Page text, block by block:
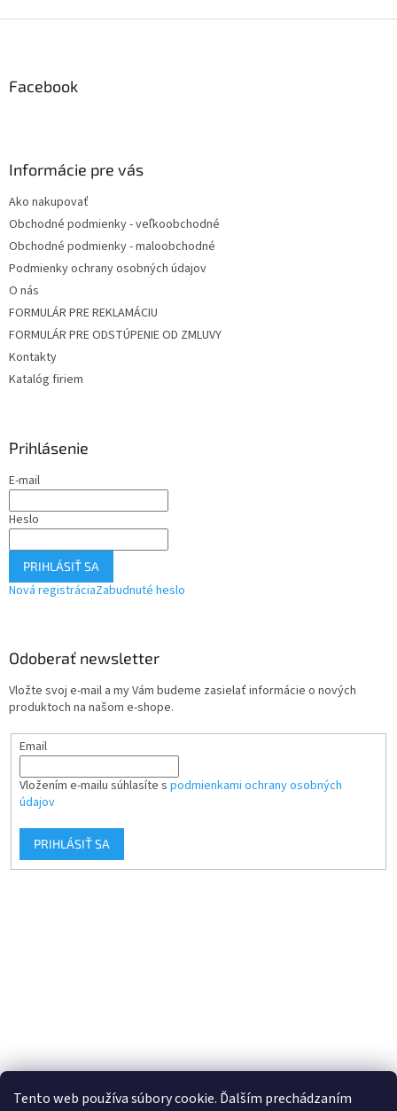
Tento web používa súbory cookie. Ďalším prechádzaním
Facebook
Informácie pre vás
Ako nakupovať
Obchodné podmienky - veľkoobchodné
Obchodné podmienky - maloobchodné
Podmienky ochrany osobných údajov
O nás
FORMULÁR PRE REKLAMÁCIU
FORMULÁR PRE ODSTÚPENIE OD ZMLUVY
Kontakty
Katalóg firiem
Prihlásenie
E-mail
Heslo
PRIHLÁSIŤ SA
Nová registráciaZabudnuté heslo
Odoberať newsletter
Vložte svoj e-mail a my Vám budeme zasielať informácie o nových
produktoch na našom e-shope.
Email
Vložením e-mailu súhlasíte s podmienkami ochrany osobných
údajov
PRIHLÁSIŤ SA